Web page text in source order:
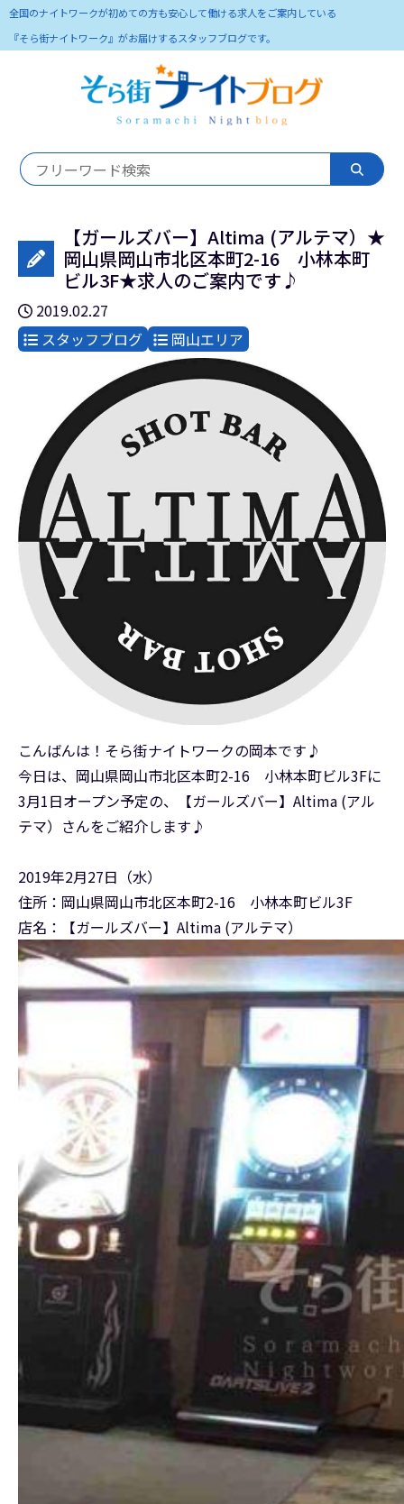
全国のナイトワークが初めての方も安心して働ける求人をご案内している
『そら街ナイトワーク』がお届けするスタッフブログです。
【ガールズバー】Altima (アルテマ）★
岡山県岡山市北区本町2-16 小林本町
ビル3F★求人のご案内です♪
2019.02.27
スタッフブログ
岡山エリア
こんばんは！そら街ナイトワークの岡本です♪
今日は、岡山県岡山市北区本町2-16 小林本町ビル3Fに
3月1日オープン予定の、【ガールズバー】Altima (アル
テマ）さんをご紹介します♪
2019年2月27日（水）
住所：岡山県岡山市北区本町2-16 小林本町ビル3F
店名：【ガールズバー】Altima (アルテマ）